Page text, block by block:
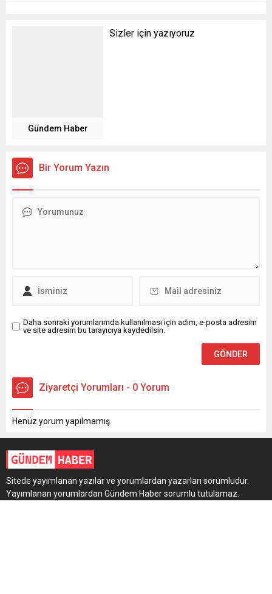
Gündem Haber
Sizler için yazıyoruz
Bir Yorum Yazın
Daha sonraki yorumlarımda kullanılması için adım, e-posta adresim
ve site adresim bu tarayıcıya kaydedilsin.
Ziyaretçi Yorumları - 0 Yorum
Henüz yorum yapılmamış.
Sitede yayımlanan yazılar ve yorumlardan yazarları sorumludur.
Yayımlanan yorumlardan Gündem Haber sorumlu tutulamaz.